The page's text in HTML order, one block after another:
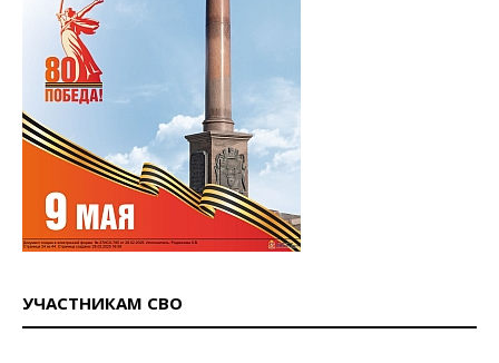
УЧАСТНИКАМ СВО